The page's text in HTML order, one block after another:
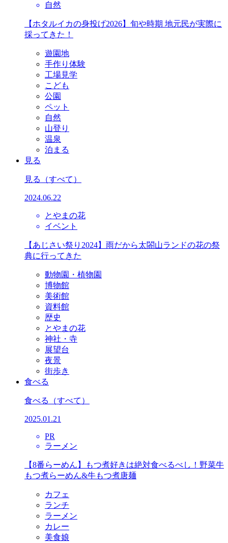
自然
【ホタルイカの身投げ2026】旬や時期 地元民が実際に
採ってきた！
遊園地
手作り体験
工場見学
こども
公園
ペット
自然
山登り
温泉
泊まる
見る
見る （すべて）
2024.06.22
とやまの花
イベント
【あじさい祭り2024】雨だから太閤山ランドの花の祭
典に行ってきた
動物園・植物園
博物館
美術館
資料館
歴史
とやまの花
神社・寺
展望台
夜景
街歩き
食べる
食べる （すべて）
2025.01.21
PR
ラーメン
【8番らーめん】もつ煮好きは絶対食べるべし！野菜牛
もつ煮らーめん&牛もつ煮唐麺
カフェ
ランチ
ラーメン
カレー
美食娘